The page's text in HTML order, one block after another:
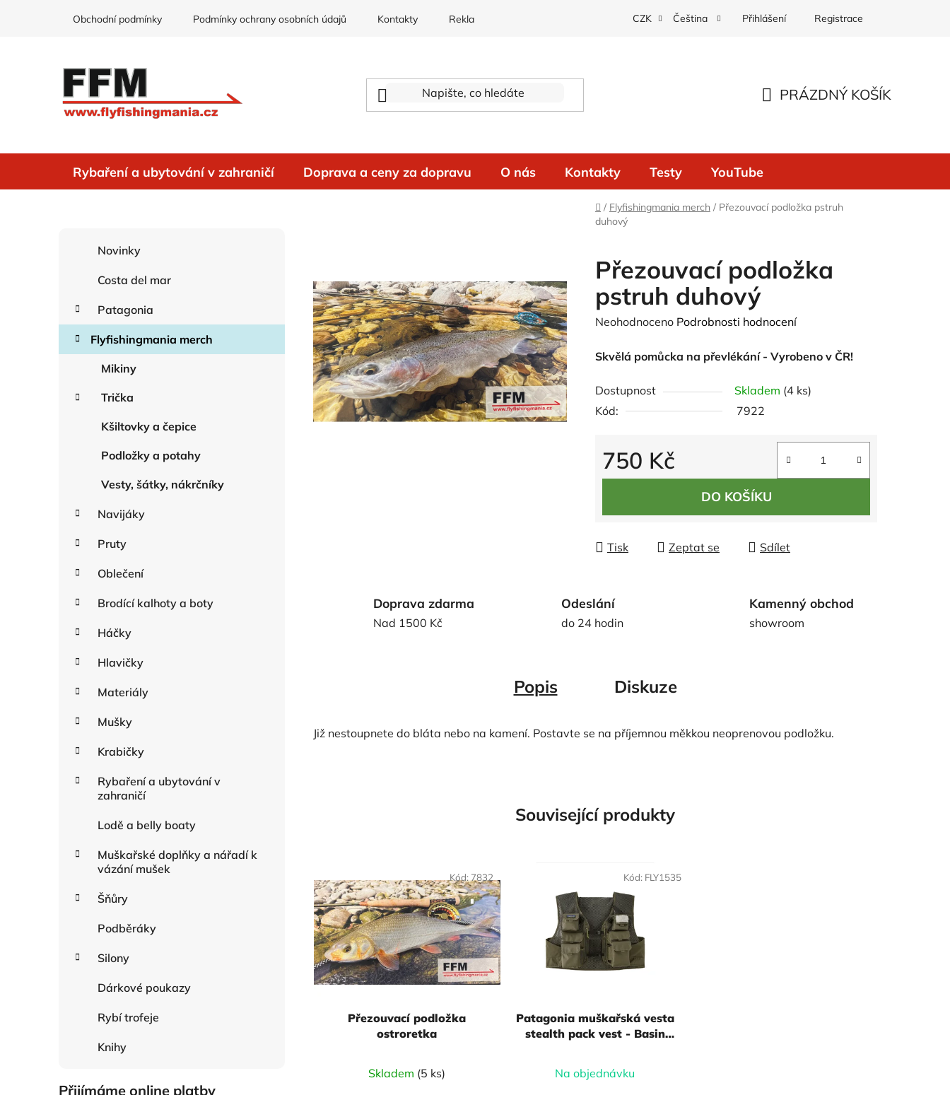
Obchodní podmínky Podmínky ochrany osobních údajů Kontakty Reklamace CZK Čeština Přihlášení Registrace
PRÁZDNÝ KOŠÍK
Rybaření a ubytování v zahraničí Doprava a ceny za dopravu O nás Kontakty Testy YouTube
Domů
/ Flyfishingmania merch / Přezouvací podložka pstruh
duhový
a
kategorie
i
Novinky
Costa del mar
Patagonia
Flyfishingmania merch
Mikiny
Trička
Kšiltovky a čepice
Podložky a potahy
Vesty, šátky, nákrčníky
Navijáky
Pruty
Oblečení
Brodící kalhoty a boty
Háčky
Hlavičky
Materiály
Mušky
Krabičky
Rybaření a ubytování v
zahraničí
Lodě a belly boaty
Muškařské doplňky a nářadí k
vázání mušek
Šňůry
Podběráky
Silony
Dárkové poukazy
Rybí trofeje
Knihy
Přijímáme online platby
Přezouvací podložka
pstruh duhový
Průměrné
produktu
0,0
z
hvězdiček.
Neohodnoceno Podrobnosti hodnocení
Skvělá pomůcka na převlékání - Vyrobeno v ČR!
Dostupnost Skladem (4 ks)
Kód:
7922
750 Kč
Měrná cena:
DO KOŠÍKU
Tisk Zeptat se Sdílet
Doprava zdarma
Nad 1500 Kč
Odeslání
do 24 hodin
Kamenný obchod
showroom
Popis Diskuze
Již nestoupnete do bláta nebo na kamení. Postavte se na příjemnou měkkou neoprenovou podložku.
Související produkty
Přezouvací podložka
ostroretka
hodnocení
Skladem (5 ks)
Kód: 7832
Patagonia muškařská vesta
stealth pack vest - Basin
Na objednávku
Kód: FLY1535